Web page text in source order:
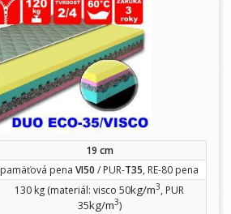
19 cm
pamäťová pena VI50 / PUR-T35, RE-80 pena
130 kg (materiál: visco 50kg/m3, PUR
35kg/m3)